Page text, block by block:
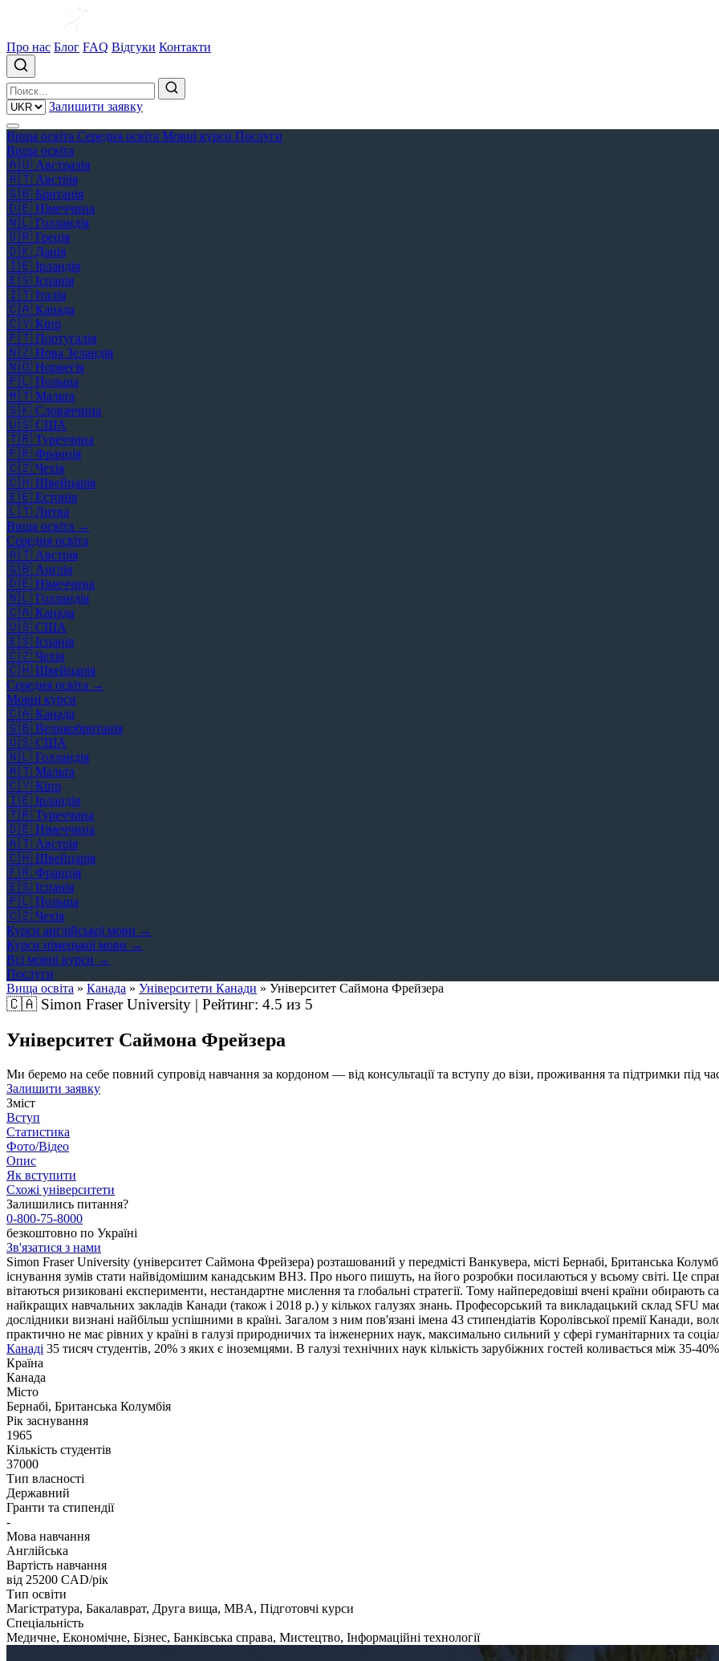
Про нас Блог FAQ Відгуки Контакти
Залишити заявку
Вища освіта Середня освіта Мовні курси Послуги
Вища освіта
🇦🇺 Австралія
🇦🇹 Австрія
🇬🇧 Британія
🇩🇪 Німеччина
🇳🇱 Голландія
🇬🇷 Греція
🇩🇰 Данія
🇮🇪 Ірландія
🇪🇸 Іспанія
🇮🇹 Італія
🇨🇦 Канада
🇨🇾 Кіпр
🇵🇹 Португалія
🇳🇿 Нова Зеландія
🇳🇴 Норвегія
🇵🇱 Польща
🇲🇹 Мальта
🇸🇰 Словаччина
🇺🇸 США
🇹🇷 Туреччина
🇫🇷 Франція
🇨🇿 Чехія
🇨🇭 Швейцарія
🇪🇪 Естонія
🇱🇹 Литва
Вища освіта →
Середня освіта
🇦🇹 Австрія
🇬🇧 Англія
🇩🇪 Німеччина
🇳🇱 Голландія
🇨🇦 Канада
🇺🇸 США
🇪🇸 Іспанія
🇨🇿 Чехія
🇨🇭 Швейцарія
Середня освіта →
Мовні курси
🇨🇦 Канада
🇬🇧 Великобританія
🇺🇸 США
🇳🇱 Голландія
🇲🇹 Мальта
🇨🇾 Кіпр
🇮🇪 Ірландія
🇹🇷 Туреччина
🇩🇪 Німеччина
🇦🇹 Австрія
🇨🇭 Швейцарія
🇫🇷 Франція
🇪🇸 Іспанія
🇵🇱 Польща
🇨🇿 Чехія
Курси англійської мови →
Курси німецької мови →
Всі мовні курси →
Послуги
Вища освіта » Канада » Університети Канади » Університет Саймона Фрейзера
🇨🇦Simon Fraser University | Рейтинг: 4.5 из 5
Університет Саймона Фрейзера
Ми беремо на себе повний супровід навчання за кордоном — від консультації та вступу до візи, проживання та підтримки під
Залишити заявку
Зміст
Вступ
Статистика
Фото/Відео
Опис
Як вступити
Схожі університети
Залишились питання?
0-800-75-8000
безкоштовно по Україні
Зв'язатися з нами
Simon Fraser University (університет Саймона Фрейзера) розташований у передмісті Ванкувера, місті Бернабі, Британська
існування зумів стати найвідомішим канадським ВНЗ. Про нього пишуть, на його розробки посилаються у всьому світі. Це
вітаються ризиковані експерименти, нестандартне мислення та глобальні стратегії. Тому найпередовіші вчені країни
найкращих навчальних закладів Канади (також і 2018 р.) у кількох галузях знань. Професорський та викладацький склад SFU
дослідники визнані найбільш успішними в країні. Загалом з ним пов'язані імена 43 стипендіатів Королівської премії Канади,
практично не має рівних у країні в галузі природничих та інженерних наук, максимально сильний у сфері гуманітарних та
Канаді 35 тисяч студентів, 20% з яких є іноземцями. В галузі технічних наук кількість зарубіжних гостей коливається між 35-
Країна
Канада
Місто
Бернабі, Британська Колумбія
Рік заснування
1965
Кількість студентів
37000
Тип власності
Державний
Гранти та стипендії
-
Мова навчання
Англійська
Вартість навчання
від 25200 CAD/рік
Тип освіти
Магістратура, Бакалаврат, Друга вища, MBA, Підготовчі курси
Спеціальність
Медичне, Економічне, Бізнес, Банківська справа, Мистецтво, Інформаційні технології